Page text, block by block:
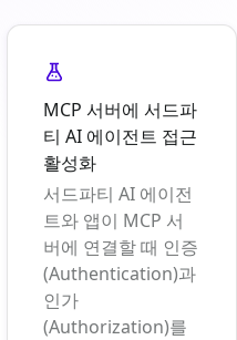
MCP 서버에 서드파
티 AI 에이전트 접근
활성화
서드파티 AI 에이전
트와 앱이 MCP 서
버에 연결할 때 인증
(Authentication)과
인가
(Authorization)를